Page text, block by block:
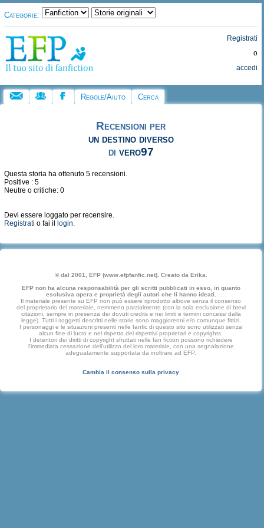
Categorie:
Registrati
o
accedi
Regole/Aiuto Cerca
Recensioni per
un destino diverso
di vero97
Questa storia ha ottenuto 5 recensioni.
Positive : 5
Neutre o critiche: 0
Devi essere loggato per recensire.
Registrati o fai il login.
© dal 2001, EFP (www.efpfanfic.net). Creato da Erika.
EFP non ha alcuna responsabilità per gli scritti pubblicati in esso, in quanto
esclusiva opera e proprietà degli autori che li hanno ideati.
Il materiale presente su EFP non può essere riprodotto altrove senza il consenso
del proprietario del materiale, nemmeno parzialmente (con la sola esclusione di brevi
citazioni, sempre in presenza dei dovuti credits e nei limiti e termini concessi dalla
legge). Tutti i soggetti descritti nelle storie sono maggiorenni e/o comunque fittizi.
I personaggi e le situazioni presenti nelle fanfic di questo sito sono utilizzati senza
alcun fine di lucro e nel rispetto dei rispettivi proprietari e copyrights.
I detentori dei diritti di copyright sfruttati nelle fan fiction possono richiedere
l'immediata cessazione dell'utilizzo del loro materiale, con una segnalazione
adeguatamente supportata da inoltrare ad EFP.
Cambia il consenso sulla privacy